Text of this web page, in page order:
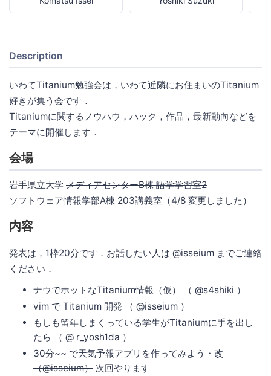
Description
いわてTitanium勉強会は，いわて近隣にお住まいのTitanium
好きが集う会です．
Titaniumに関するノウハウ，ハック，作品，最新動向などを
テーマに開催します．
会場
岩手県立大学 メディアセンターB棟 語学学習室2
ソフトウェア情報学部A棟 203講義室（4/8 変更しました）
内容
発表は，1枠20分です．お話したい人は @isseium までご連絡
ください．
ナウでホットなTitanium情報（仮） （ @s4shiki ）
vim で Titanium 開発 （ @isseium ）
もしも留年しまくっている学生がTitaniumに手を出し
たら （ @ r_yosh1da ）
30分~~ で天気予報アプリを作ってみよう・改
（@isseium） 次回やります